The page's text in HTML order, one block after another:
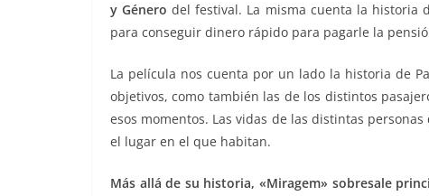
y Género del festival. La misma cuenta la historia
para conseguir dinero rápido para pagarle la
La película nos cuenta por un lado la historia de
objetivos, como también las de los distintos
esos momentos. Las vidas de las distintas
el lugar en el que habitan.
Más allá de su historia, «Miragem» sobresale